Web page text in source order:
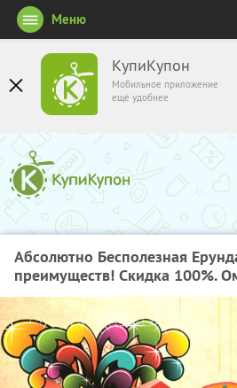
КупиКупон
Мобильное приложение
ещё удобнее
Меню
Абсолютно Бесполезная
преимуществ! Скидка 100%.